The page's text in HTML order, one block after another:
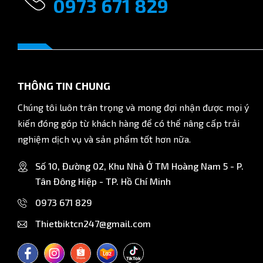
Không dùng cho môi chất ngoài khí nén
Thông số
Đường kính ống
Kiểu kết nối
Chuẩn ren
Áp suất làm việc
Nhiệt độ làm việc
0973 671 829
THÔNG TIN CHUNG
Chúng tôi luôn trân trọng và mong đợi nhận được mọi ý
kiến đóng góp từ khách hàng để có thể nâng cấp trải
nghiệm dịch vụ và sản phẩm tốt hơn nữa.
Số 10, Đường 02, Khu Nhà Ở TM Hoàng Nam 5 - P.
Tân Đông Hiệp - TP. Hồ Chí Minh
0973 671 829
Thietbiktcn247@gmail.com